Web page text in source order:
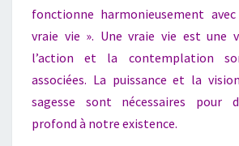
fonctionne harmonieusement
vraie vie ». Une vraie vie est une
l’action et la contemplation
associées. La puissance et la
sagesse sont nécessaires pour
profond à notre existence.